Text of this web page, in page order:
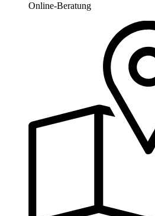
Online-Beratung